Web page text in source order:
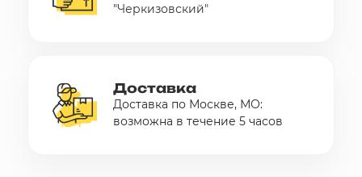
"Черкизовский"
Доставка
Доставка по Москве, МО:
возможна в течение 5 часов